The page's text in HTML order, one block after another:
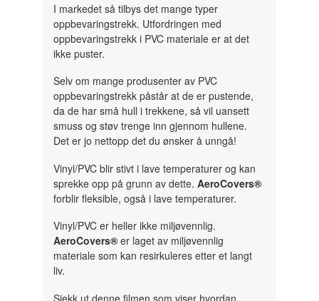
I markedet så tilbys det mange typer
oppbevaringstrekk. Utfordringen med
oppbevaringstrekk i PVC materiale er at det
ikke puster.
Selv om mange produsenter av PVC
oppbevaringstrekk påstår at de er pustende,
da de har små hull i trekkene, så vil uansett
smuss og støv trenge inn gjennom hullene.
Det er jo nettopp det du ønsker å unngå!
Vinyl/PVC blir stivt i lave temperaturer og kan
sprekke opp på grunn av dette.AeroCovers®
forblir fleksible, også i lave temperaturer.
Vinyl/PVC er heller ikke miljøvennlig.
AeroCovers® er laget av miljøvennlig
materiale som kan resirkuleres etter et langt
liv.
Sjekk ut denne filmen som viser hvordan